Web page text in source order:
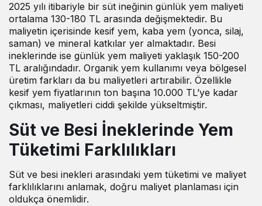
2025 yılı itibariyle bir süt ineğinin günlük yem maliyeti
ortalama 130-180 TL arasında değişmektedir. Bu
maliyetin içerisinde kesif yem, kaba yem (yonca, silaj,
saman) ve mineral katkılar yer almaktadır. Besi
ineklerinde ise günlük yem maliyeti yaklaşık 150-200
TL aralığındadır. Organik yem kullanımı veya bölgesel
üretim farkları da bu maliyetleri artırabilir. Özellikle
kesif yem fiyatlarının ton başına 10.000 TL’ye kadar
çıkması, maliyetleri ciddi şekilde yükseltmiştir.
Süt ve Besi İneklerinde Yem
Tüketimi Farklılıkları
Süt ve besi inekleri arasındaki yem tüketimi ve maliyet
farklılıklarını anlamak, doğru maliyet planlaması için
oldukça önemlidir.